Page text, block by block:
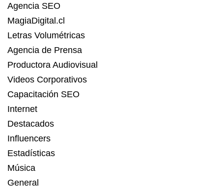
Agencia SEO
MagiaDigital.cl
Letras Volumétricas
Agencia de Prensa
Productora Audiovisual
Videos Corporativos
Capacitación SEO
Internet
Destacados
Influencers
Estadísticas
Música
General